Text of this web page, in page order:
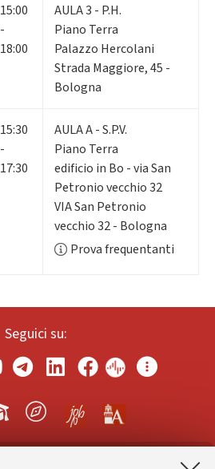
15:00
-
18:00
AULA 3 - P.H.
Piano Terra
Palazzo Hercolani
Strada Maggiore, 45 -
Bologna
15:30
-
17:30
AULA A - S.P.V.
Piano Terra
edificio in Bo - via San
Petronio vecchio 32
VIA San Petronio
vecchio 32 - Bologna
Prova frequentanti
Seguici su: